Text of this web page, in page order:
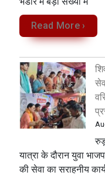
Read More ›
यात्रा के दौरान युवा
की सेवा का सराहनीय